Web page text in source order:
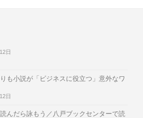
日
も小説が「ビジネスに役立つ」意外なワ
日
んだら詠もう／八戸ブックセンターで読